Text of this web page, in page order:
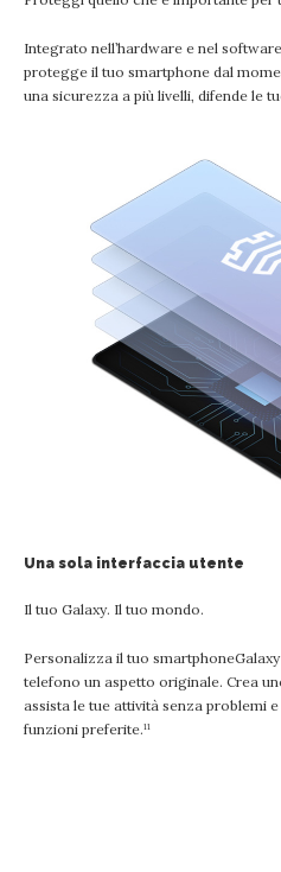
Integrato nell’hardware e nel
protegge il tuo smartphone dal
una sicurezza a più livelli, difende le
Una sola interfaccia utente
Il tuo Galaxy. Il tuo mondo.
Personalizza il tuo
telefono un aspetto originale. Crea
assista le tue attività senza problemi
funzioni preferite.¹¹